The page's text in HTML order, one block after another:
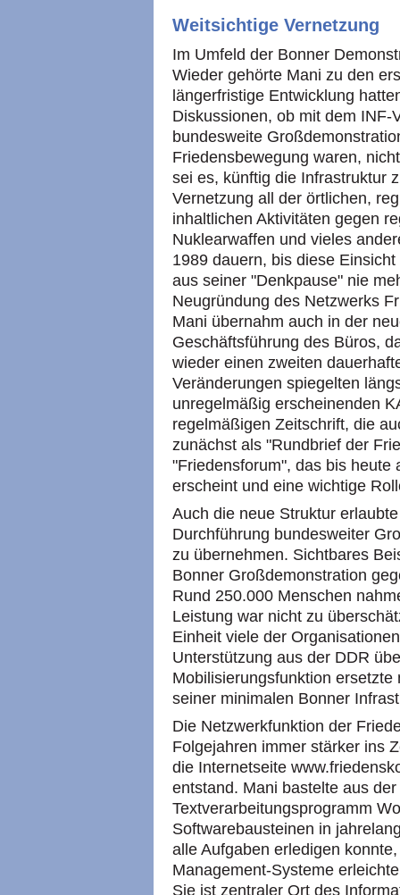
Weitsichtige Vernetzung
Im Umfeld der Bonner
Wieder gehörte Mani zu den
längerfristige Entwicklung
Diskussionen, ob mit dem INF-
bundesweite
Friedensbewegung waren,
sei es, künftig die Infrastruktur
Vernetzung all der örtlichen,
inhaltlichen Aktivitäten gegen
Nuklearwaffen und vieles
1989 dauern, bis diese
aus seiner "Denkpause" nie
Neugründung des Netzwerks
Mani übernahm auch in der
Geschäftsführung des Büros,
wieder einen zweiten
Veränderungen spiegelten
unregelmäßig erscheinenden
regelmäßigen Zeitschrift, die
zunächst als "Rundbrief der
"Friedensforum", das bis heute
erscheint und eine wichtige
Auch die neue Struktur
Durchführung bundesweiter
zu übernehmen. Sichtbares
Bonner Großdemonstration
Rund 250.000 Menschen
Leistung war nicht zu
Einheit viele der
Unterstützung aus der DDR
Mobilisierungsfunktion
seiner minimalen Bonner
Die Netzwerkfunktion der
Folgejahren immer stärker ins
die Internetseite
entstand. Mani bastelte aus
Textverarbeitungsprogramm
Softwarebausteinen in
alle Aufgaben erledigen
Management-Systeme
Sie ist zentraler Ort des